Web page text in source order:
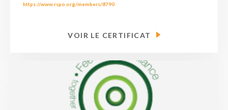
https://www.rspo.org/members/8790
VOIR LE CERTIFICAT